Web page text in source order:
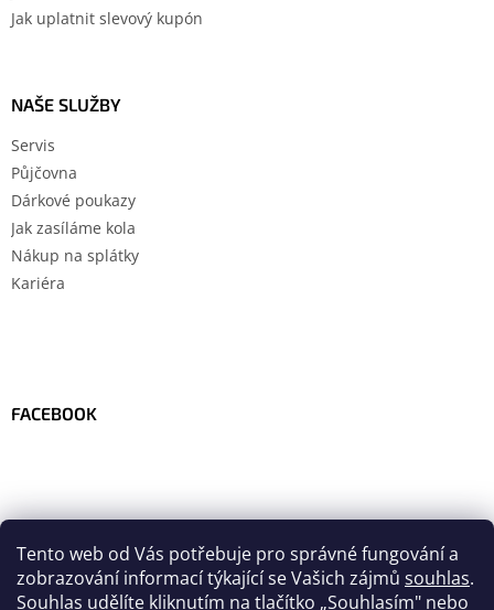
Tento web od Vás potřebuje pro správné fungování a
zobrazování informací týkající se Vašich zájmů souhlas.
Souhlas udělíte kliknutím na tlačítko „Souhlasím" nebo
Jak uplatnit slevový kupón
NAŠE SLUŽBY
Servis
Půjčovna
Dárkové poukazy
Jak zasíláme kola
Nákup na splátky
Kariéra
FACEBOOK